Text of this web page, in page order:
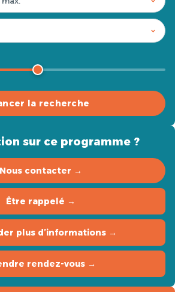
la recherche
sur ce programme ?
Nous contacter →
Être rappelé →
plus d’informations →
rendez-vous →